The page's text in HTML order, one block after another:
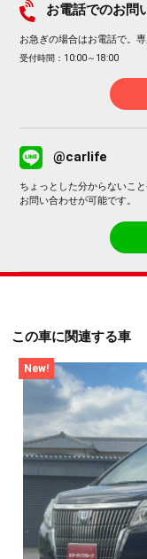
お電話でのお問
お急ぎの場合はお電話で。
受付時間：10:00～18:00
@carlife
ちょっとした分からないこ
お問い合わせが可能です。
この車に関連する車
New!